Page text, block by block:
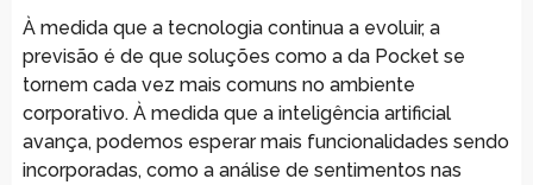
À medida que a tecnologia continua a evoluir, a
previsão é de que soluções como a da Pocket se
tornem cada vez mais comuns no ambiente
corporativo. À medida que a inteligência artificial
avança, podemos esperar mais funcionalidades sendo
incorporadas, como a análise de sentimentos nas